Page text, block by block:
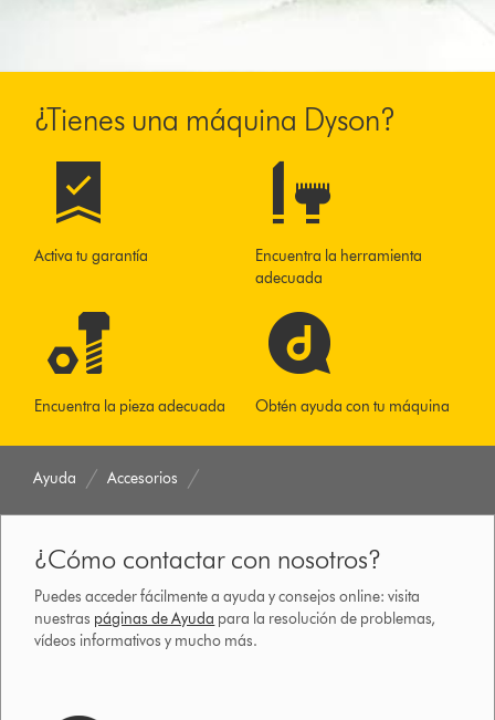
¿Tienes una máquina Dyson?
Activa tu garantía
Encuentra la herramienta
adecuada
Encuentra la pieza adecuada Obtén ayuda con tu máquina
Ayuda Accesorios
¿Cómo contactar con nosotros?
Puedes acceder fácilmente a ayuda y consejos online: visita
nuestras páginas de Ayuda para la resolución de problemas,
vídeos informativos y mucho más.